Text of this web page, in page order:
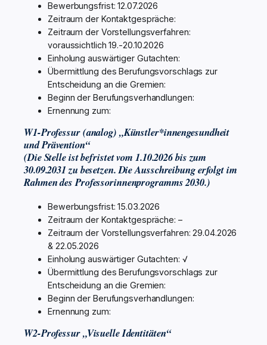
Bewerbungsfrist: 12.07.2026
Zeitraum der Kontaktgespräche:
Zeitraum der Vorstellungsverfahren:
voraussichtlich 19.-20.10.2026
Einholung auswärtiger Gutachten:
Übermittlung des Berufungsvorschlags zur
Entscheidung an die Gremien:
Beginn der Berufungsverhandlungen:
Ernennung zum:
W1-Professur (analog) „Künstler*innengesundheit
und Prävention“
(Die Stelle ist befristet vom 1.10.2026 bis zum
30.09.2031 zu besetzen. Die Ausschreibung erfolgt im
Rahmen des Professorinnenprogramms 2030.)
Bewerbungsfrist: 15.03.2026
Zeitraum der Kontaktgespräche: –
Zeitraum der Vorstellungsverfahren: 29.04.2026
& 22.05.2026
Einholung auswärtiger Gutachten: √
Übermittlung des Berufungsvorschlags zur
Entscheidung an die Gremien:
Beginn der Berufungsverhandlungen:
Ernennung zum:
W2-Professur „Visuelle Identitäten“